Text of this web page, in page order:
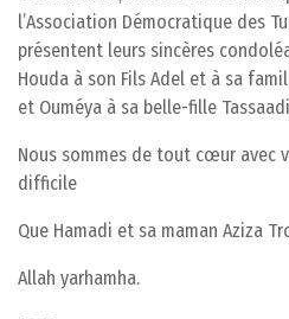
l’Association Démocratique des
présentent leurs sincères
Houda à son Fils Adel et à sa
et Ouméya à sa belle-fille
Nous sommes de tout cœur avec
difficile
Que Hamadi et sa maman Aziza
Allah yarhamha.